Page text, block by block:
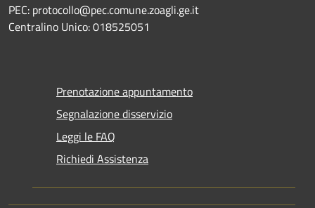
PEC: protocollo@pec.comune.zoagli.ge.it
Centralino Unico: 018525051
Prenotazione appuntamento
Segnalazione disservizio
Leggi le FAQ
Richiedi Assistenza